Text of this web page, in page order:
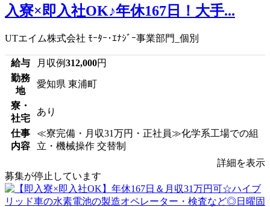
入寮×即入社OK♪年休167日！大手...
UTエイム株式会社 ﾓｰﾀｰ･ｴﾅｼﾞｰ事業部門_個別
給与 月収例312,000円
勤務
地
愛知県 東浦町
寮・
社宅
あり
仕事
内容
≪寮完備・月収31万円・正社員≫化学系工場での組
立・機械操作 交替制
詳細を表示
募集が停止しています